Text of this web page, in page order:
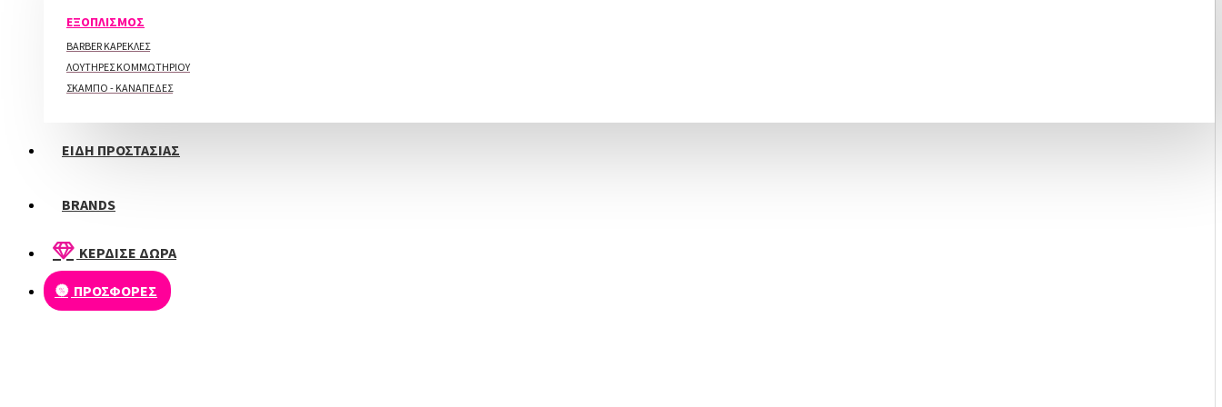
ΕΞΟΠΛΙΣΜΟΣ
BARBER ΚΑΡΕΚΛΕΣ
ΛΟΥΤΗΡΕΣ ΚΟΜΜΩΤΗΡΙΟΥ
ΣΚΑΜΠΟ - ΚΑΝΑΠΕΔΕΣ
ΕΙΔΗ ΠΡΟΣΤΑΣΙΑΣ
BRANDS
ΚΕΡΔΙΣΕ ΔΩΡΑ
ΠΡΟΣΦΟΡΕΣ